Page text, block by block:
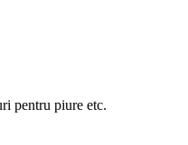
pentru piure etc.